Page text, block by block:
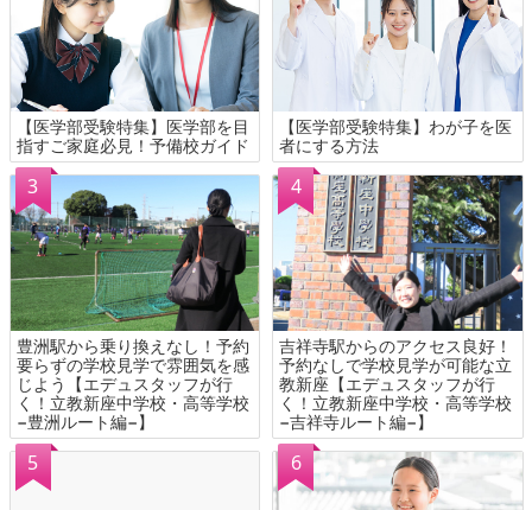
【医学部受験特集】医学部を目
指すご家庭必見！予備校ガイド
【医学部受験特集】わが子を医
者にする方法
豊洲駅から乗り換えなし！予約
要らずの学校見学で雰囲気を感
じよう【エデュスタッフが行
く！立教新座中学校・高等学校
−豊洲ルート編−】
吉祥寺駅からのアクセス良好！
予約なしで学校見学が可能な立
教新座【エデュスタッフが行
く！立教新座中学校・高等学校
−吉祥寺ルート編−】